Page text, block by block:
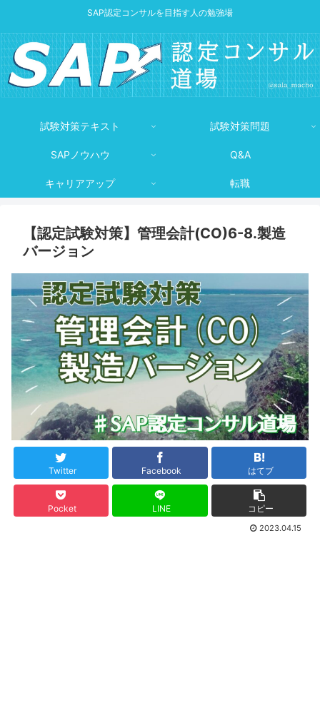
SAP認定コンサルを目指す人の勉強場
試験対策テキスト 試験対策問題
SAPノウハウ Q&A
キャリアアップ 転職
【認定試験対策】管理会計(CO)6-8.製造
バージョン
Twitter Facebook はてブ
Pocket LINE コピー
2023.04.15